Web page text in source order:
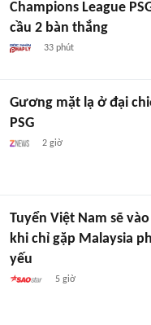
Champions League
cầu 2 bàn thắng
33 phút
Gương mặt lạ ở đại
PSG
2 giờ
Tuyển Việt Nam sẽ
khi chỉ gặp Malaysia
yếu
5 giờ